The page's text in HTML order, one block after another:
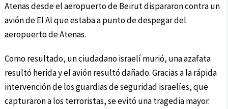
Atenas desde el aeropuerto de Beirut dispararon contra un
avión de El Al que estaba a punto de despegar del
aeropuerto de Atenas.
Como resultado, un ciudadano israelí murió, una azafata
resultó herida y el avión resultó dañado. Gracias a la rápida
intervención de los guardias de seguridad israelíes, que
capturaron a los terroristas, se evitó una tragedia mayor.